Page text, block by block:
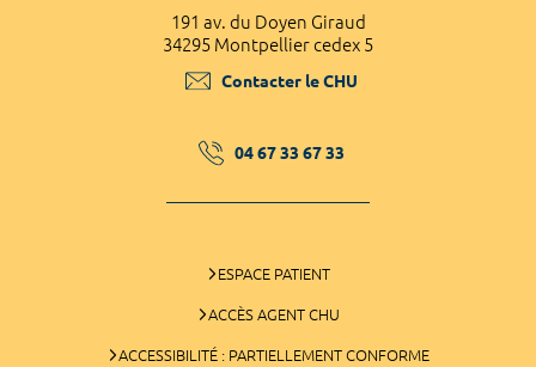
191 av. du Doyen Giraud
34295 Montpellier cedex 5
Contacter le CHU
04 67 33 67 33
ESPACE PATIENT
ACCÈS AGENT CHU
ACCESSIBILITÉ : PARTIELLEMENT CONFORME